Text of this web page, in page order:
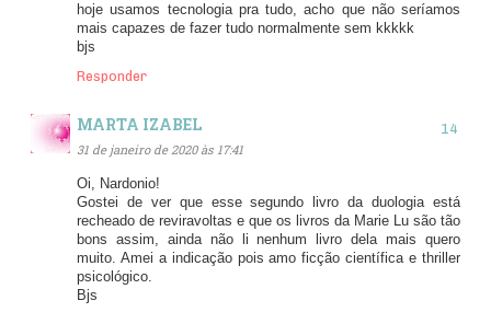
hoje usamos tecnologia pra tudo, acho que não seríamos
mais capazes de fazer tudo normalmente sem kkkkk
bjs
Responder
MARTA IZABEL
31 de janeiro de 2020 às 17:41
Oi, Nardonio!
Gostei de ver que esse segundo livro da duologia está
recheado de reviravoltas e que os livros da Marie Lu são tão
bons assim, ainda não li nenhum livro dela mais quero
muito. Amei a indicação pois amo ficção científica e thriller
psicológico.
Bjs